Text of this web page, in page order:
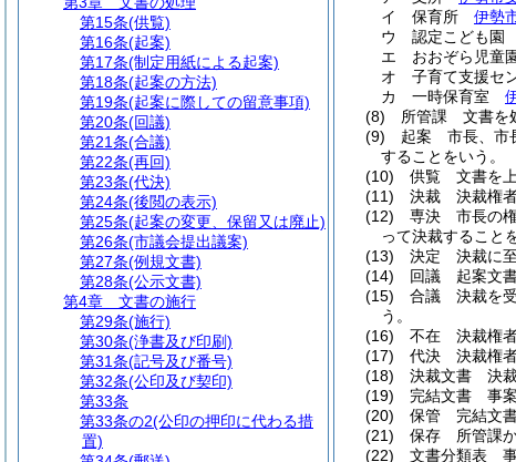
イ
保育所 伊勢
ウ
認定こども園
エ
おおぞら児童
オ
子育て支援セ
カ
一時保育室
(8)
所管課 文書を
(9)
起案 市長、市
することをいう。
(10)
供覧 文書を上
(11)
決裁 決裁権者
(12)
専決 市長の権
って決裁すること
(13)
決定 決裁に至
(14)
回議 起案文書
(15)
合議 決裁を受
う。
(16)
不在 決裁権者
(17)
代決 決裁権者
(18)
決裁文書 決裁
(19)
完結文書 事案
(20)
保管 完結文書
(21)
保存 所管課か
(22)
文書分類表 事
第15条(供覧)
第16条(起案)
第17条(制定用紙による起案)
第18条(起案の方法)
第19条(起案に際しての留意事項)
第20条(回議)
第21条(合議)
第22条(再回)
第23条(代決)
第24条(後閲の表示)
第25条(起案の変更、保留又は廃止)
第26条(市議会提出議案)
第27条(例規文書)
第28条(公示文書)
第4章
文書の施行
第29条(施行)
第30条(浄書及び印刷)
第31条(記号及び番号)
第32条(公印及び契印)
第33条
第33条の2(公印の押印に代わる措
置)